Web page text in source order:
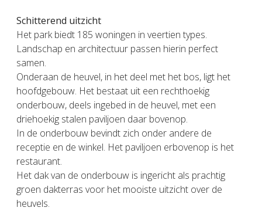
Schitterend uitzicht
Het park biedt 185 woningen in veertien types.
Landschap en architectuur passen hierin perfect
samen.
Onderaan de heuvel, in het deel met het bos, ligt het
hoofdgebouw. Het bestaat uit een rechthoekig
onderbouw, deels ingebed in de heuvel, met een
driehoekig stalen paviljoen daar bovenop.
In de onderbouw bevindt zich onder andere de
receptie en de winkel. Het paviljoen erbovenop is het
restaurant.
Het dak van de onderbouw is ingericht als prachtig
groen dakterras voor het mooiste uitzicht over de
heuvels.